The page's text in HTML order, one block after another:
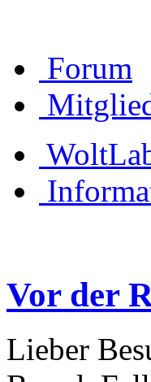
Forum
Vor der
Lieber